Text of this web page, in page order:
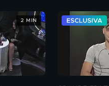
2 MIN